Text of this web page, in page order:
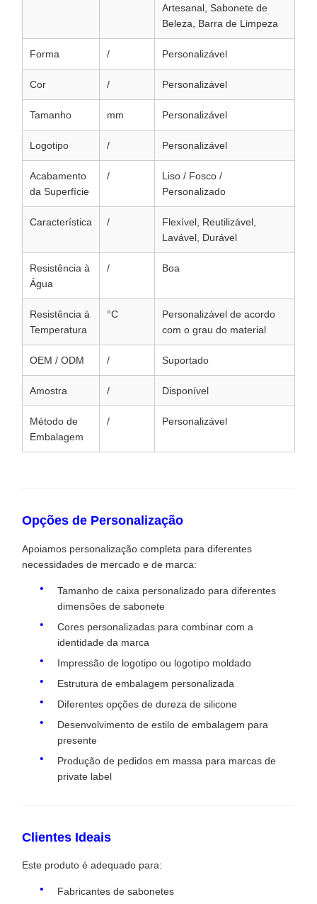
Artesanal, Sabonete de
Beleza, Barra de Limpeza
Forma / Personalizável
Cor / Personalizável
Tamanho mm Personalizável
Logotipo / Personalizável
Acabamento
da Superfície
/
Liso / Fosco /
Personalizado
Característica /
Flexível, Reutilizável,
Lavável, Durável
Resistência à
Água
/ Boa
Resistência à
Temperatura
°C
Personalizável de acordo
com o grau do material
OEM / ODM / Suportado
Amostra / Disponível
Método de
Embalagem
/ Personalizável
Opções de Personalização
Apoiamos personalização completa para diferentes
necessidades de mercado e de marca:
Tamanho de caixa personalizado para diferentes
dimensões de sabonete
Cores personalizadas para combinar com a
identidade da marca
Impressão de logotipo ou logotipo moldado
Estrutura de embalagem personalizada
Diferentes opções de dureza de silicone
Desenvolvimento de estilo de embalagem para
presente
Produção de pedidos em massa para marcas de
private label
Clientes Ideais
Este produto é adequado para:
Fabricantes de sabonetes